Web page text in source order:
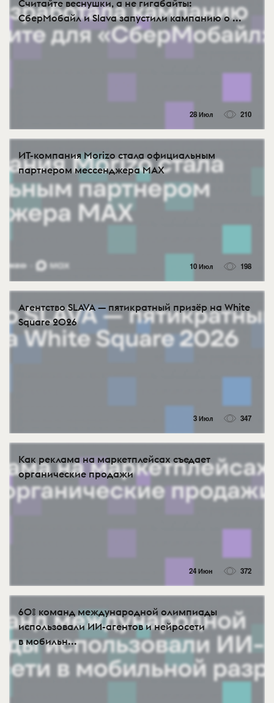
Считайте веснушки, а не гигабайты:
СберМобайл и Slava запустили кампанию о ...
28 Июл 210
ИТ-компания Morizo стала официальным
партнером мессенджера MAX
10 Июл 198
Агентство SLAVA — пятикратный призёр на White
Square 2026
3 Июл 347
Как реклама на маркетплейсах съедает
органические продажи
24 Июн 372
60% команд международной олимпиады
использовали ИИ-агентов и нейросети
в мобильн...